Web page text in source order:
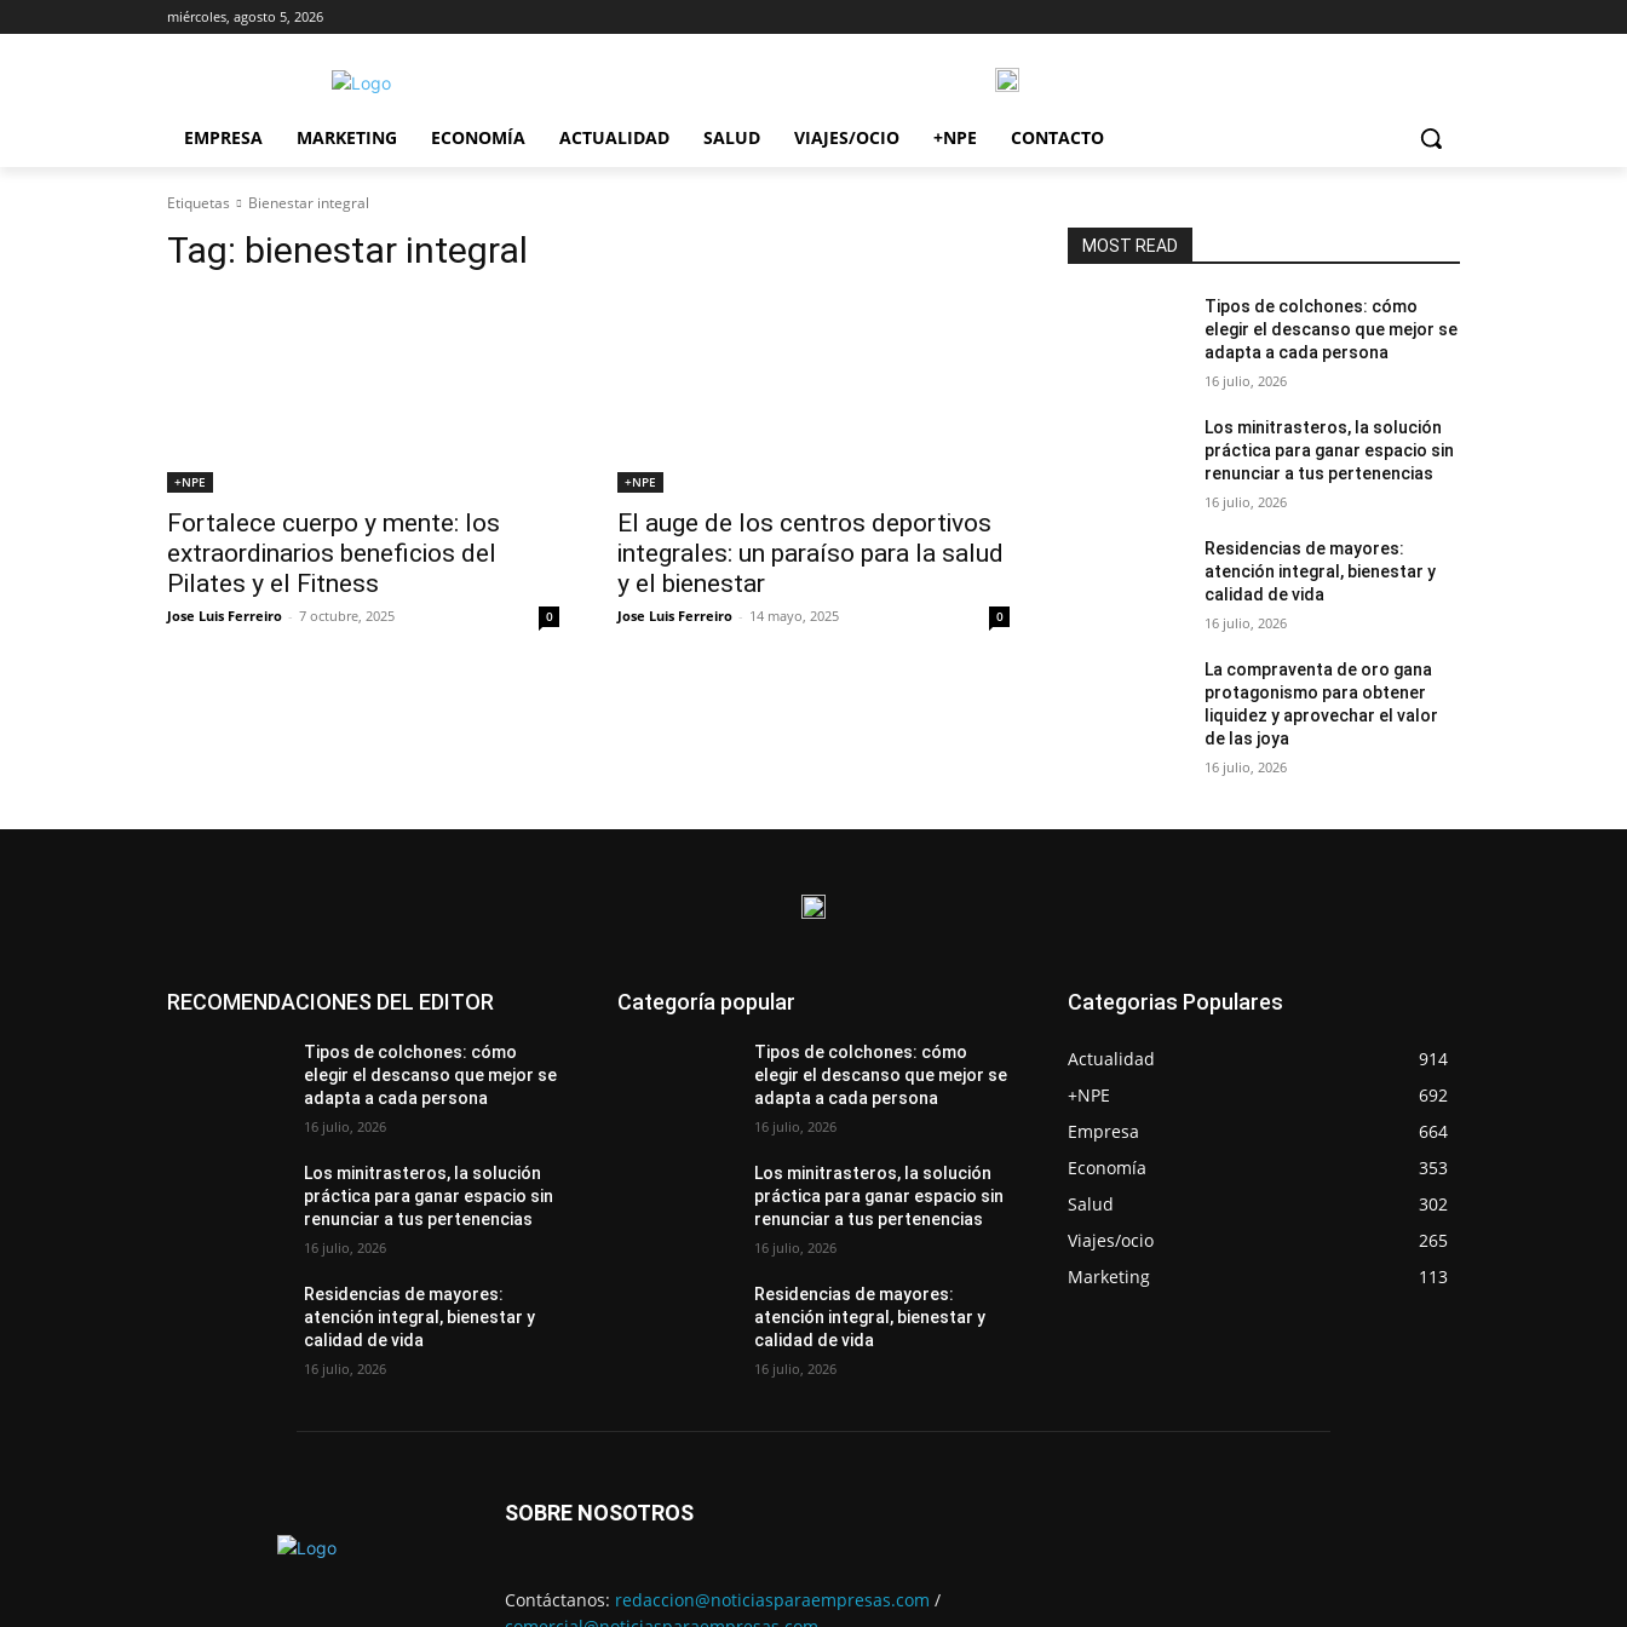
miércoles, agosto 5, 2026
EMPRESA MARKETING ECONOMÍA ACTUALIDAD SALUD VIAJES/OCIO +NPE CONTACTO
Etiquetas Bienestar integral
Tag: bienestar integral
+NPE
Fortalece cuerpo y mente: los
extraordinarios beneficios del
Pilates y el Fitness
Jose Luis Ferreiro - 7 octubre, 2025 0
+NPE
El auge de los centros deportivos
integrales: un paraíso para la salud
y el bienestar
Jose Luis Ferreiro - 14 mayo, 2025 0
MOST READ
Tipos de colchones: cómo
elegir el descanso que mejor se
adapta a cada persona
16 julio, 2026
Los minitrasteros, la solución
práctica para ganar espacio sin
renunciar a tus pertenencias
16 julio, 2026
Residencias de mayores:
atención integral, bienestar y
calidad de vida
16 julio, 2026
La compraventa de oro gana
protagonismo para obtener
liquidez y aprovechar el valor
de las joya
16 julio, 2026
RECOMENDACIONES DEL EDITOR
Tipos de colchones: cómo
elegir el descanso que mejor se
adapta a cada persona
16 julio, 2026
Los minitrasteros, la solución
práctica para ganar espacio sin
renunciar a tus pertenencias
16 julio, 2026
Residencias de mayores:
atención integral, bienestar y
calidad de vida
16 julio, 2026
Categoría popular
Tipos de colchones: cómo
elegir el descanso que mejor se
adapta a cada persona
16 julio, 2026
Los minitrasteros, la solución
práctica para ganar espacio sin
renunciar a tus pertenencias
16 julio, 2026
Residencias de mayores:
atención integral, bienestar y
calidad de vida
16 julio, 2026
Categorias Populares
Actualidad
914
+NPE
692
Empresa
664
Economía
353
Salud
302
Viajes/ocio
265
Marketing
113
SOBRE NOSOTROS
Contáctanos: redaccion@noticiasparaempresas.com /